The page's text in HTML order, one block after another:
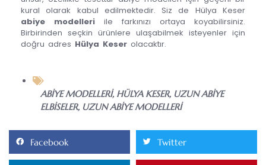
kural olarak kabul edilmektedir. Siz de Hülya Keser
abiye modelleri ile farkınızı ortaya koyabilirsiniz.
Birbirinden seçkin ürünlere ulaşabilmek isteyenler için
doğru adres Hülya Keser olacaktır.
ABIYE MODELLERI, HÜLYA KESER, UZUN ABIYE
ELBISELER, UZUN ABIYE MODELLERI
Facebook Twitter